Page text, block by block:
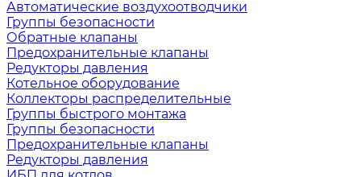
Автоматические воздухоотводчики
Группы безопасности
Обратные клапаны
Предохранительные клапаны
Редукторы давления
Котельное оборудование
Коллекторы распределительные
Группы быстрого монтажа
Группы безопасности
Предохранительные клапаны
Редукторы давления